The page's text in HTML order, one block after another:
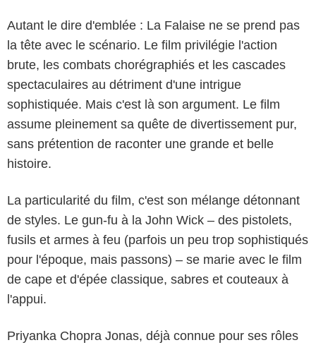
Autant le dire d'emblée : La Falaise ne se prend pas
la tête avec le scénario. Le film privilégie l'action
brute, les combats chorégraphiés et les cascades
spectaculaires au détriment d'une intrigue
sophistiquée. Mais c'est là son argument. Le film
assume pleinement sa quête de divertissement pur,
sans prétention de raconter une grande et belle
histoire.
La particularité du film, c'est son mélange détonnant
de styles. Le gun-fu à la John Wick – des pistolets,
fusils et armes à feu (parfois un peu trop sophistiqués
pour l'époque, mais passons) – se marie avec le film
de cape et d'épée classique, sabres et couteaux à
l'appui.
Priyanka Chopra Jonas, déjà connue pour ses rôles